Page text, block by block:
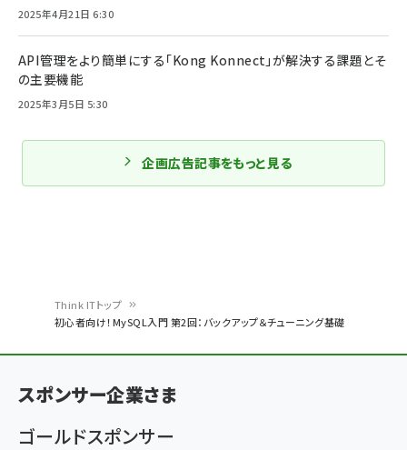
く
ず
Think ITトップ
初心者向け！MySQL入門 第2回：バックアップ＆チューニング基礎
2025年4月21日 6:30
API管理をより簡単にする「Kong Konnect」が解決する課題とそ
の主要機能
2025年3月5日 5:30
企画広告記事をもっと見る
スポンサー企業さま
ゴールドスポンサー